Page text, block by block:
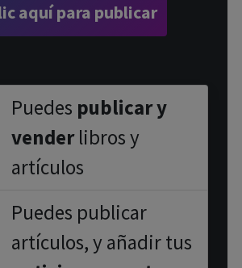
aquí para publicar
Puedes publicar y
venderlibros y
artículos
Puedes publicar
artículos, y añadir tus